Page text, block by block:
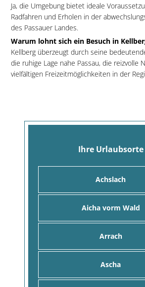
Ja, die Umgebung bietet ideale
Radfahren und Erholen in der
des Passauer Landes.
Warum lohnt sich ein Besuch in
Kellberg überzeugt durch seine
die ruhige Lage nahe Passau, die reizvolle
vielfältigen Freizeitmöglichkeiten in der
Ihre Urlaubsorte
Achslach
Aicha vorm Wald
Arrach
Ascha